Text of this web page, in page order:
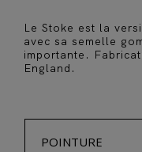
prix
initial
590€.
prix
actuel
320€.
Le Stoke est la
avec sa semelle
importante.
England.
POINTURE